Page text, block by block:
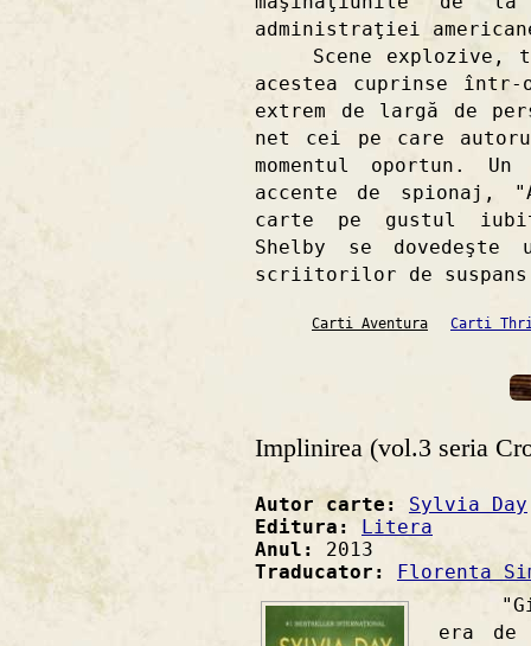
administraţiei
Scene explozive,
acestea cuprinse
extrem de largă de
net cei pe care
momentul oportun.
accente de spionaj,
carte pe gustul
Shelby se
scriitorilor de
Carti Aventura Carti
Implinirea (vol.3 seria
Autor carte: Sylvia Day
Editura:
Litera
Anul: 2013
Traducator:
Florenta
era de